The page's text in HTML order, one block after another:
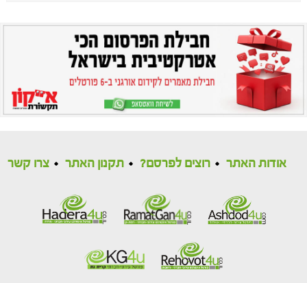
אודות האתר רוצים לפרסם? תקנון האתר צרו קשר